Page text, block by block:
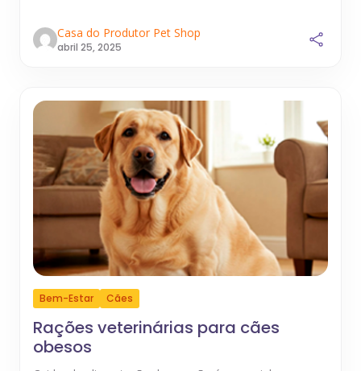
Casa do Produtor Pet Shop
abril 25, 2025
Bem-Estar Cães
Rações veterinárias para cães
obesos